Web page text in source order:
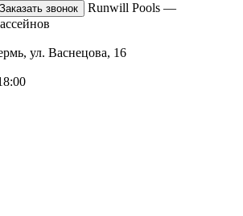
Заказать звонок
Runwill Pools —
ул. Васнецова, 16